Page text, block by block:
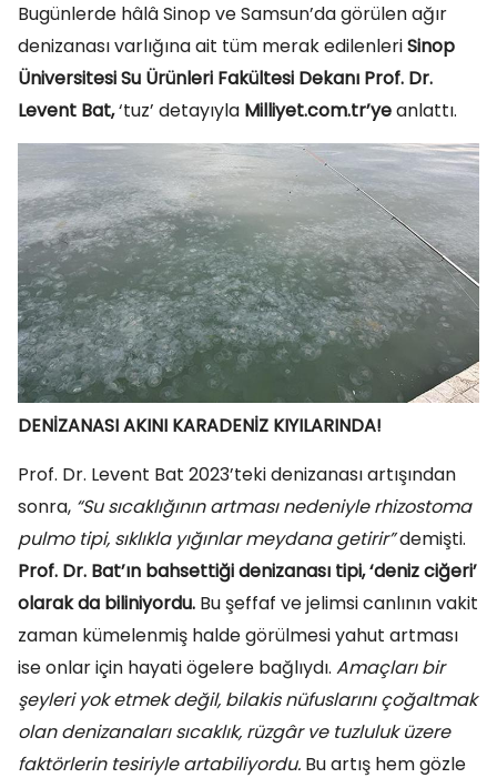
Bugünlerde hâlâ Sinop ve Samsun’da görülen ağır
denizanası varlığına ait tüm merak edilenleriSinop
Üniversitesi Su Ürünleri Fakültesi Dekanı Prof. Dr.
Levent Bat,‘tuz’ detayıyla Milliyet.com.tr’yeanlattı.
DENİZANASI AKINI KARADENİZ KIYILARINDA!
Prof. Dr. Levent Bat 2023’teki denizanası artışından
sonra, “Su sıcaklığının artması nedeniyle rhizostoma
pulmo tipi, sıklıkla yığınlar meydana getirir”demişti.
Prof. Dr. Bat’ın bahsettiği denizanası tipi, ‘deniz ciğeri’
olarak da biliniyordu. Bu şeffaf ve jelimsi canlının vakit
zaman kümelenmiş halde görülmesi yahut artması
ise onlar için hayati ögelere bağlıydı. Amaçları bir
şeyleri yok etmek değil, bilakis nüfuslarını çoğaltmak
olan denizanaları sıcaklık, rüzgâr ve tuzluluk üzere
faktörlerin tesiriyle artabiliyordu. Bu artış hem gözle